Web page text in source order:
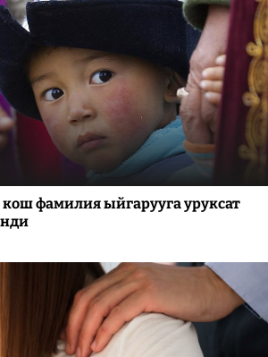
фамилия ыйгарууга уруксат